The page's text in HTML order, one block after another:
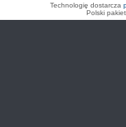
Technologię dostarcza
Polski